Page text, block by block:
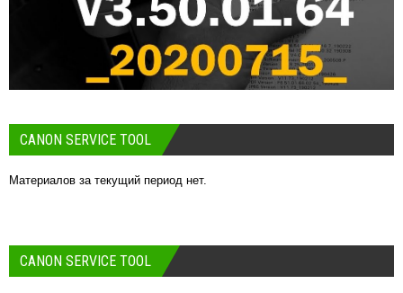
CANON SERVICE TOOL
Материалов за текущий период нет.
CANON SERVICE TOOL